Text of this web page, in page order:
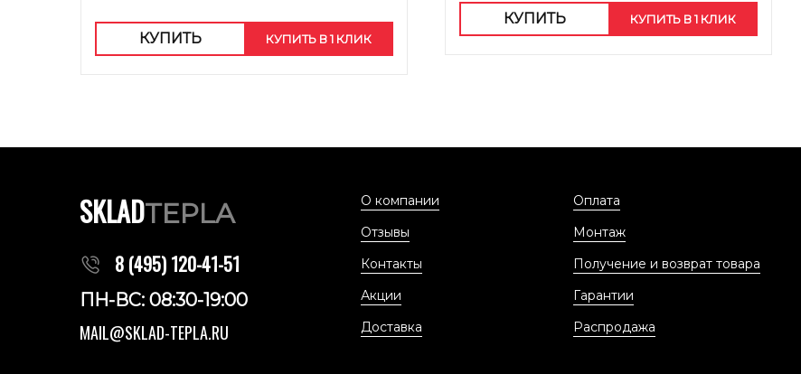
КУПИТЬ КУПИТЬ В 1 КЛИК
КУПИТЬ КУПИТЬ В 1 КЛИК
SKLADTEPLA
8 (495) 120-41-51
ПН-ВС: 08:30-19:00
MAIL@SKLAD-TEPLA.RU
О компании
Отзывы
Контакты
Акции
Доставка
Оплата
Монтаж
Получение и возврат товара
Гарантии
Распродажа